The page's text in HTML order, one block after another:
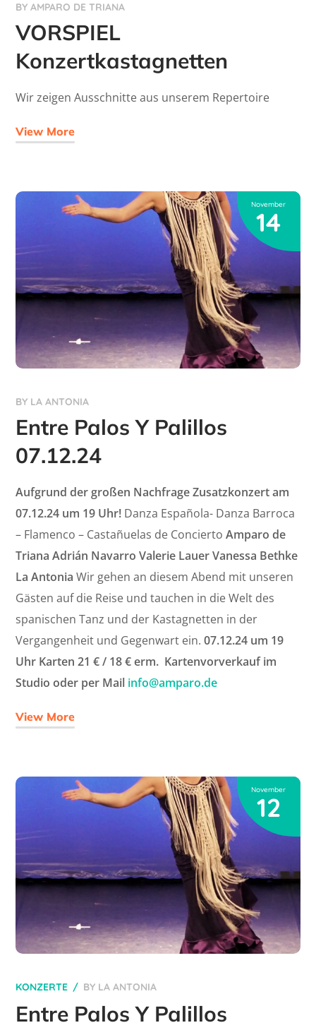
BYAMPARO DE TRIANA
VORSPIEL
Konzertkastagnetten
Wir zeigen Ausschnitte aus unserem Repertoire
View More
November
14
BY LA ANTONIA
Entre Palos Y Palillos
07.12.24
Aufgrund der großen Nachfrage Zusatzkonzert am
07.12.24 um 19 Uhr! Danza Española- Danza Barroca
– Flamenco – Castañuelas de ConciertoAmparo de
Triana Adrián Navarro Valerie Lauer Vanessa Bethke
La Antonia Wir gehen an diesem Abend mit unseren
Gästen auf die Reise und tauchen in die Welt des
spanischen Tanz und der Kastagnetten in der
Vergangenheit und Gegenwart ein.07.12.24 um 19
Uhr Karten 21 € / 18 € erm. Kartenvorverkauf im
Studio oder per Mail info@amparo.de
View More
November
12
KONZERTE BY LA ANTONIA
Entre Palos Y Palillos